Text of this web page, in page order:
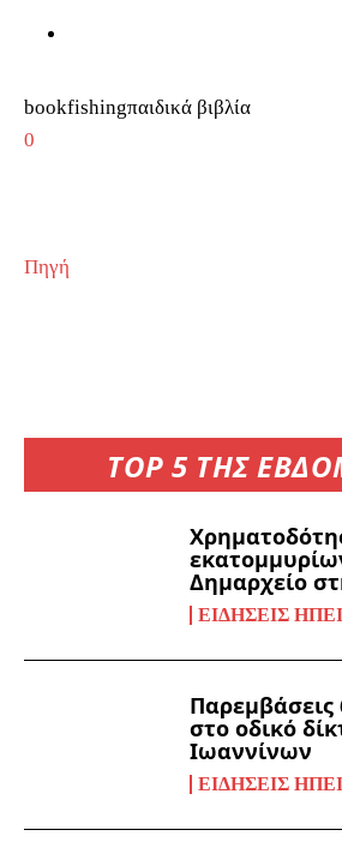
TOP 5 ΤΗΣ
Δημαρχείο
ΕΙΔΉΣΕΙΣ
Παρεμβάσεις
στο οδικό
Ιωαννίνων
ΕΙΔΉΣΕΙΣ
bookfishingπαιδικά βιβλία
0
Πηγή